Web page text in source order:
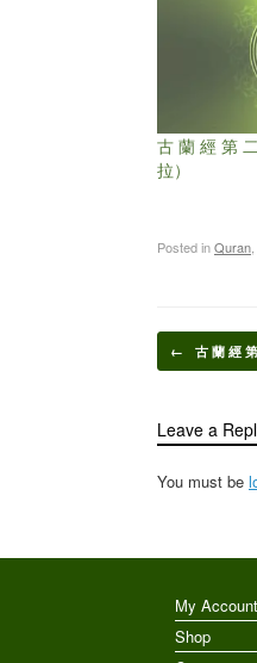
古 蘭 經 第
拉）
Posted inQuran
Post navigation
← 古 蘭 經
Leave a
You must be
My Account
Shop